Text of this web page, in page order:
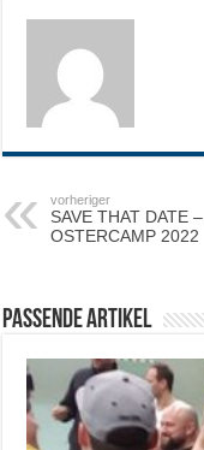
vorheriger
SAVE THAT DATE –
OSTERCAMP 2022
Passende Artikel